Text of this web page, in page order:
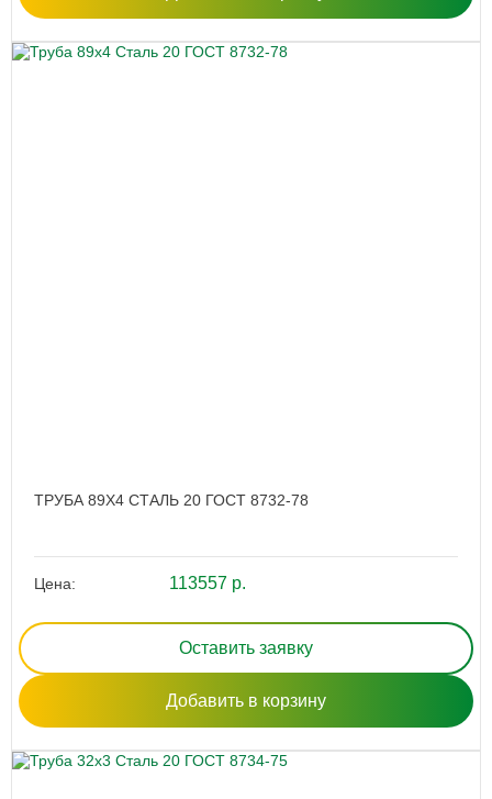
ТРУБА 89Х4 СТАЛЬ 20 ГОСТ 8732-78
Цена: 113557 р.
Оставить заявку
Добавить в корзину